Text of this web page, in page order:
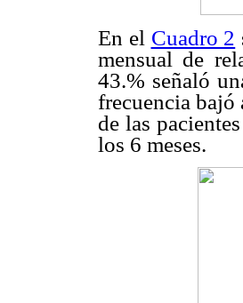
En el Cuadro 2
mensual de
43.% señaló
frecuencia bajó
de las
los 6 meses.